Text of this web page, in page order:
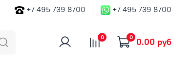
+7 495 739 8700 +7 495 739 8700
0 0 0.00 руб